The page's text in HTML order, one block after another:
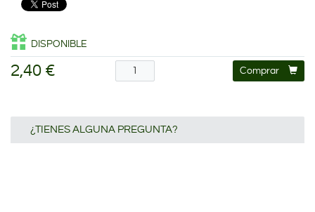
DISPONIBLE
2,40 € Comprar
¿TIENES ALGUNA PREGUNTA?